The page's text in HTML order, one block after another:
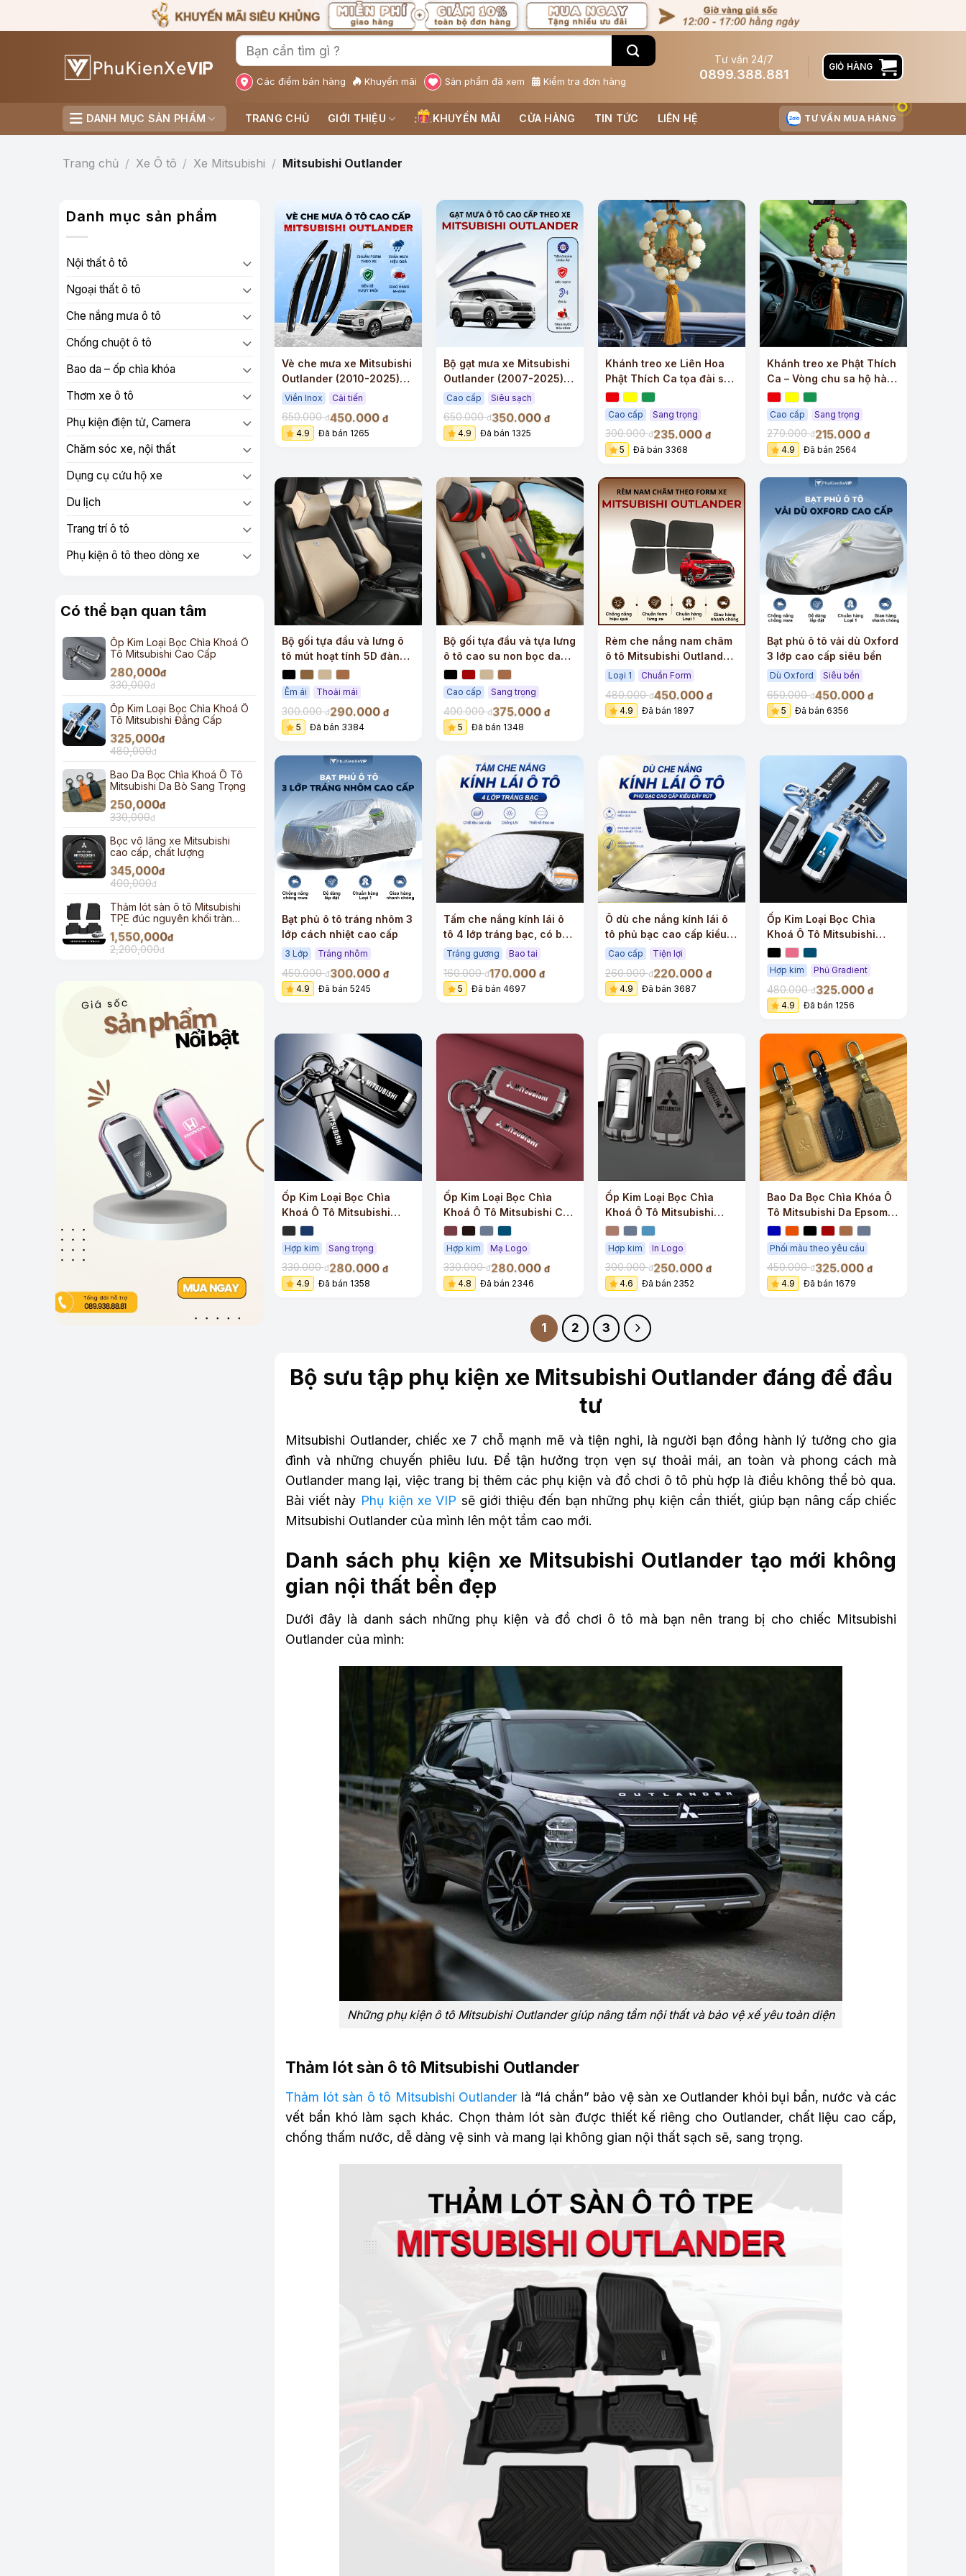
qua
Các điểm bán hàng Khuyến mãi Sản phẩm đã xem Kiểm tra đơn hàng
Tư vấn 24/7
0899.388.881
GIỎ HÀNG
DANH MỤC SẢN PHẨM TRANG CHỦ GIỚI THIỆU KHUYẾN MÃI CỬA HÀNG TIN TỨC LIÊN HỆ TƯ VẤN MUA HÀNG
Trang chủ / Xe Ô tô / Xe Mitsubishi / Mitsubishi Outlander
Danh mục sản phẩm
Nội thất ô tô
Ngoại thất ô tô
Che nắng mưa ô tô
Chống chuột ô tô
Bao da – ốp chìa khóa
Thơm xe ô tô
Phụ kiện điện tử, Camera
Chăm sóc xe, nội thất
Dụng cụ cứu hộ xe
Du lịch
Trang trí ô tô
Phụ kiện ô tô theo dòng xe
Có thể bạn quan tâm
Ốp Kim Loại Bọc Chìa Khoá Ô
Tô Mitsubishi Cao Cấp
280,000đ
330,000đ
Ốp Kim Loại Bọc Chìa Khoá Ô
Tô Mitsubishi Đẳng Cấp
325,000đ
480,000đ
Bao Da Bọc Chìa Khoá Ô Tô
Mitsubishi Da Bò Sang Trọng
250,000đ
330,000đ
Bọc vô lăng xe Mitsubishi
cao cấp, chất lượng
345,000đ
400,000đ
Thảm lót sàn ô tô Mitsubishi
TPE đúc nguyên khối tràn
viền
1,550,000đ
2,200,000đ
Vè che mưa xe Mitsubishi
Outlander (2010-2025)
ABS cao cấp viền Inox
Viền Inox Cải tiến
650.000đ450.000 đ
4.9
Đã bán 1265
Bộ gạt mưa xe Mitsubishi
Outlander (2007-2025)
siêu sạch siêu êm
Cao cấp Siêu sạch
650.000đ350.000 đ
4.9
Đã bán 1325
Khánh treo xe Liên Hoa
Phật Thích Ca tọa đài sen
gỗ hoàng dương cao cấp
Cao cấp Sang trọng
300.000đ235.000 đ
5
Đã bán 3368
Khánh treo xe Phật Thích
Ca – Vòng chu sa hộ hành
tâm an
Cao cấp Sang trọng
270.000đ215.000 đ
4.9
Đã bán 2564
Bộ gối tựa đầu và lưng ô
tô mút hoạt tính 5D đàn
hồi cao cấp
Êm ái Thoải mái
300.000đ290.000 đ
5
Đã bán 3384
Bộ gối tựa đầu và tựa lưng
ô tô cao su non bọc da
cao cấp
Cao cấp Sang trọng
400.000đ375.000 đ
5
Đã bán 1348
Rèm che nắng nam châm
ô tô Mitsubishi Outlander
cao cấp
Loại 1 Chuẩn Form
480.000đ450.000 đ
4.9
Đã bán 1897
Bạt phủ ô tô vải dù Oxford
3 lớp cao cấp siêu bền
Dù Oxford Siêu bền
650.000đ450.000 đ
5
Đã bán 6356
Bạt phủ ô tô tráng nhôm 3
lớp cách nhiệt cao cấp
3 Lớp Tráng nhôm
450.000đ300.000 đ
4.9
Đã bán 5245
Tấm che nắng kính lái ô
tô 4 lớp tráng bạc, có bao
tai
Tráng gương Bao tai
160.000đ170.000 đ
5
Đã bán 4697
+
Ô dù che nắng kính lái ô
tô phủ bạc cao cấp kiểu
dây rút
Cao cấp Tiện lợi
260.000đ220.000 đ
4.9
Đã bán 3687
Ốp Kim Loại Bọc Chìa
Khoá Ô Tô Mitsubishi
Đẳng Cấp
Hợp kim Phủ Gradient
480.000đ325.000 đ
4.9
Đã bán 1256
Ốp Kim Loại Bọc Chìa
Khoá Ô Tô Mitsubishi
Sang Trọng
Hợp kim Sang trọng
330.000đ280.000 đ
4.9
Đã bán 1358
Ốp Kim Loại Bọc Chìa
Khoá Ô Tô Mitsubishi Cao
Cấp
Hợp kim Mạ Logo
330.000đ280.000 đ
4.8
Đã bán 2346
Ốp Kim Loại Bọc Chìa
Khoá Ô Tô Mitsubishi
Chất Lượng
Hợp kim In Logo
300.000đ250.000 đ
4.6
Đã bán 2352
Bao Da Bọc Chìa Khóa Ô
Tô Mitsubishi Da Epsom
Sang Trọng
Phối màu theo yêu cầu
450.000đ325.000 đ
4.9
Đã bán 1679
1 2 3
Bộ sưu tập phụ kiện xe Mitsubishi Outlander đáng để đầu
tư
Mitsubishi Outlander, chiếc xe 7 chỗ mạnh mẽ và tiện nghi, là người bạn đồng hành lý tưởng cho gia
đình và những chuyến phiêu lưu. Để tận hưởng trọn vẹn sự thoải mái, an toàn và phong cách mà
Outlander mang lại, việc trang bị thêm các phụ kiện và đồ chơi ô tô phù hợp là điều không thể bỏ qua.
Bài viết này Phụ kiện xe VIP sẽ giới thiệu đến bạn những phụ kiện cần thiết, giúp bạn nâng cấp chiếc
Mitsubishi Outlander của mình lên một tầm cao mới.
Danh sách phụ kiện xe Mitsubishi Outlander tạo mới không
gian nội thất bền đẹp
Dưới đây là danh sách những phụ kiện và đồ chơi ô tô mà bạn nên trang bị cho chiếc Mitsubishi
Outlander của mình:
Những phụ kiện ô tô Mitsubishi Outlander giúp nâng tầm nội thất và bảo vệ xế yêu toàn diện
Thảm lót sàn ô tô Mitsubishi Outlander
Thảm lót sàn ô tô Mitsubishi Outlander là “lá chắn” bảo vệ sàn xe Outlander khỏi bụi bẩn, nước và các
vết bẩn khó làm sạch khác. Chọn thảm lót sàn được thiết kế riêng cho Outlander, chất liệu cao cấp,
chống thấm nước, dễ dàng vệ sinh và mang lại không gian nội thất sạch sẽ, sang trọng.